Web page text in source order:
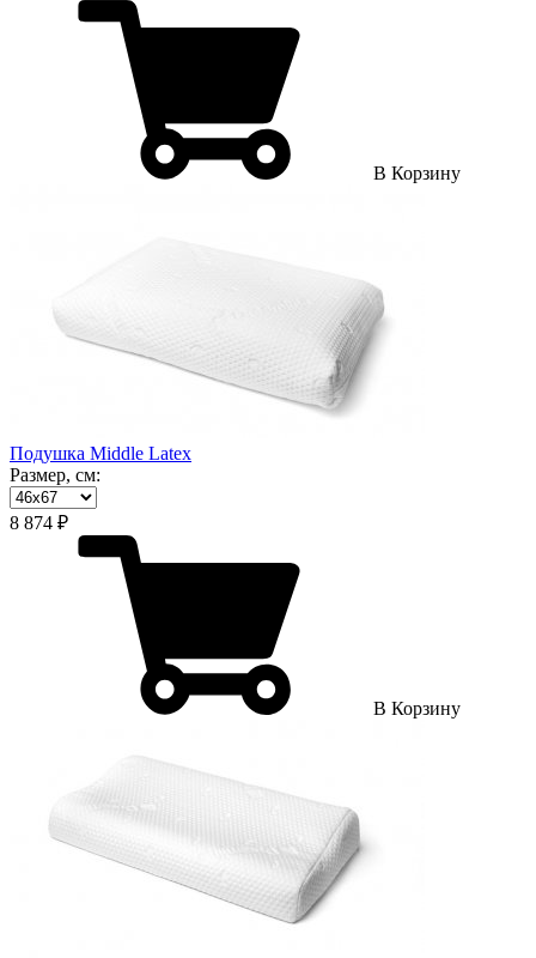
В Корзину
Подушка Middle Latex
Размер, см:
8 874 ₽
В Корзину